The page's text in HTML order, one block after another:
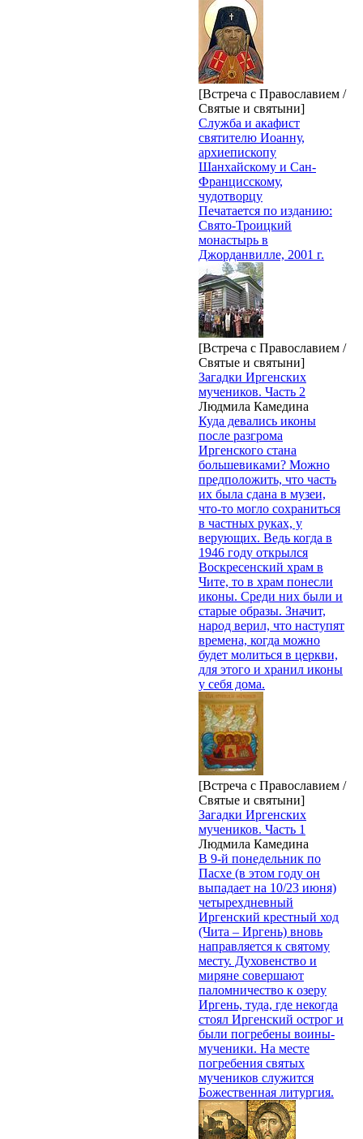
[Встреча с Православием /
Святые и святыни]
Служба и акафист
святителю Иоанну,
архиепископу
Шанхайскому и Сан-
Францисскому,
чудотворцу
Печатается по изданию:
Свято-Троицкий
монастырь в
Джорданвилле, 2001 г.
[Встреча с Православием /
Святые и святыни]
Загадки Иргенских
мучеников. Часть 2
Людмила Камедина
Куда девались иконы
после разгрома
Иргенского стана
большевиками? Можно
предположить, что часть
их была сдана в музеи,
что-то могло сохраниться
в частных руках, у
верующих. Ведь когда в
1946 году открылся
Воскресенский храм в
Чите, то в храм понесли
иконы. Среди них были и
старые образы. Значит,
народ верил, что наступят
времена, когда можно
будет молиться в церкви,
для этого и хранил иконы
у себя дома.
[Встреча с Православием /
Святые и святыни]
Загадки Иргенских
мучеников. Часть 1
Людмила Камедина
В 9-й понедельник по
Пасхе (в этом году он
выпадает на 10/23 июня)
четырехдневный
Иргенский крестный ход
(Чита – Иргень) вновь
направляется к святому
месту. Духовенство и
миряне совершают
паломничество к озеру
Иргень, туда, где некогда
стоял Иргенский острог и
были погребены воины-
мученики. На месте
погребения святых
мучеников служится
Божественная литургия.